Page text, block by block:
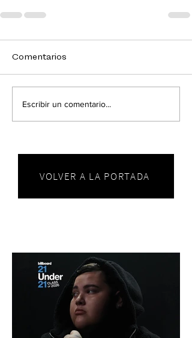
Comentarios
Escribir un comentario...
VOLVER A LA PORTADA